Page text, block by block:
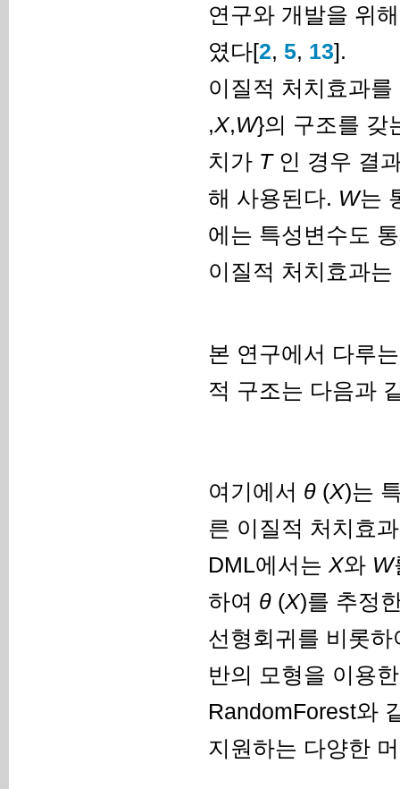
연구와 개발을 위
였다[2, 5, 13].
이질적 처치효과
,X,W}의 구조를 갖
치가 T인 경우 결
해 사용된다. W는
에는 특성변수도
이질적 처치효과
본 연구에서 다루
적 구조는 다음과
여기에서 θ (X)는
른 이질적 처치효
DML에서는 X와 W
하여 θ (X)를 추정
선형회귀를 비롯
반의 모형을 이용
RandomForest와
지원하는 다양한